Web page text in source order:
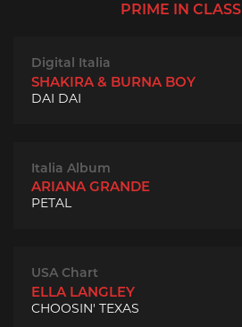
PRIME IN
Digital Italia
SHAKIRA & BURNA BOY
DAI DAI
Italia Album
ARIANA GRANDE
PETAL
USA Chart
ELLA LANGLEY
CHOOSIN' TEXAS